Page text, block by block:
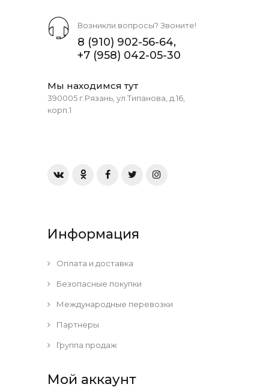
Возникли вопросы? Звоните!
8 (910) 902-56-64,
+7 (958) 042-05-30
Мы находимся тут
390005 г.Рязань, ул.Типанова, д.16,
корп.1
Информация
Оплата и доставка
Безопасные покупки
Международные перевозки
Партнеры
Группа продаж
Мой аккаунт